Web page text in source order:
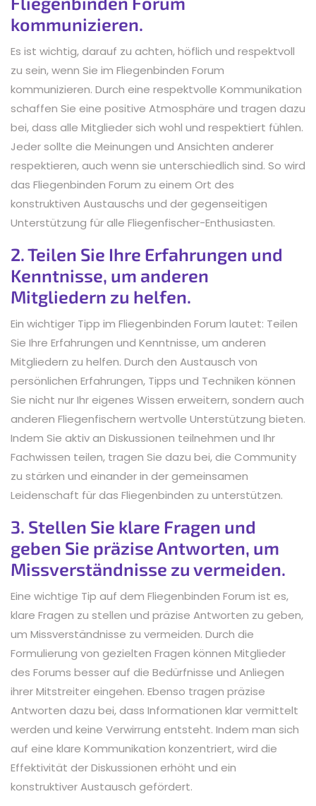
kommunizieren.
Es ist wichtig, darauf zu achten, höflich und respektvoll
zu sein, wenn Sie im Fliegenbinden Forum
kommunizieren. Durch eine respektvolle Kommunikation
schaffen Sie eine positive Atmosphäre und tragen dazu
bei, dass alle Mitglieder sich wohl und respektiert fühlen.
Jeder sollte die Meinungen und Ansichten anderer
respektieren, auch wenn sie unterschiedlich sind. So wird
das Fliegenbinden Forum zu einem Ort des
konstruktiven Austauschs und der gegenseitigen
Unterstützung für alle Fliegenfischer-Enthusiasten.
2. Teilen Sie Ihre Erfahrungen und
Kenntnisse, um anderen
Mitgliedern zu helfen.
Ein wichtiger Tipp im Fliegenbinden Forum lautet: Teilen
Sie Ihre Erfahrungen und Kenntnisse, um anderen
Mitgliedern zu helfen. Durch den Austausch von
persönlichen Erfahrungen, Tipps und Techniken können
Sie nicht nur Ihr eigenes Wissen erweitern, sondern auch
anderen Fliegenfischern wertvolle Unterstützung bieten.
Indem Sie aktiv an Diskussionen teilnehmen und Ihr
Fachwissen teilen, tragen Sie dazu bei, die Community
zu stärken und einander in der gemeinsamen
Leidenschaft für das Fliegenbinden zu unterstützen.
3. Stellen Sie klare Fragen und
geben Sie präzise Antworten, um
Missverständnisse zu vermeiden.
Eine wichtige Tip auf dem Fliegenbinden Forum ist es,
klare Fragen zu stellen und präzise Antworten zu geben,
um Missverständnisse zu vermeiden. Durch die
Formulierung von gezielten Fragen können Mitglieder
des Forums besser auf die Bedürfnisse und Anliegen
ihrer Mitstreiter eingehen. Ebenso tragen präzise
Antworten dazu bei, dass Informationen klar vermittelt
werden und keine Verwirrung entsteht. Indem man sich
auf eine klare Kommunikation konzentriert, wird die
Effektivität der Diskussionen erhöht und ein
konstruktiver Austausch gefördert.